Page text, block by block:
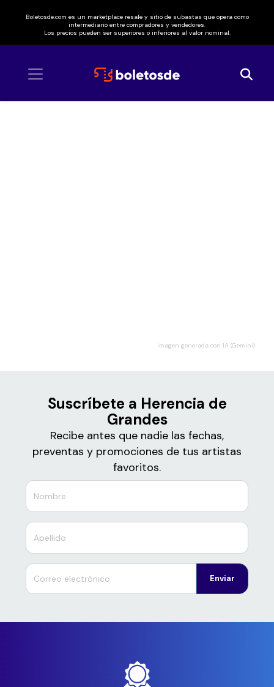
Boletosde.com es un marketplace resale y sitio de subastas que opera como
intermediario entre compradores y vendedores.
Los precios pueden ser superiores o inferiores al valor nominal.
Imagen generada con IA (Gemini)
Suscríbete a Herencia de
Grandes
Recibe antes que nadie las fechas,
preventas y promociones de tus artistas
favoritos.
Enviar